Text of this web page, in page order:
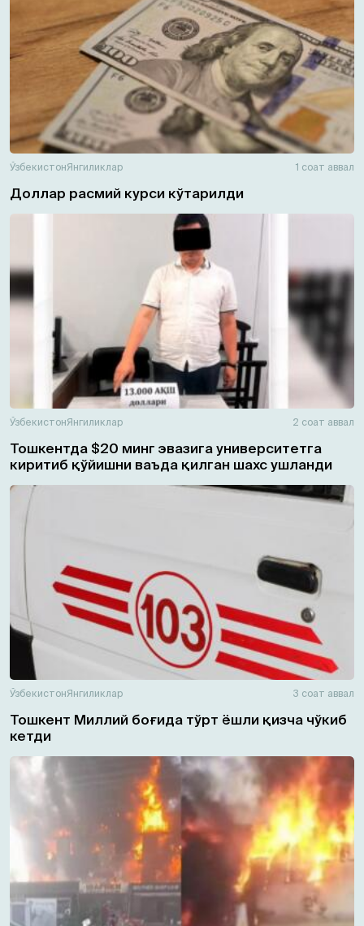
ЎзбекистонЯнгиликлар 1 соат аввал
Доллар расмий курси кўтарилди
ЎзбекистонЯнгиликлар 2 соат аввал
Тошкентда $20 минг эвазига университетга
киритиб қўйишни ваъда қилган шахс ушланди
ЎзбекистонЯнгиликлар 3 соат аввал
Тошкент Миллий боғида тўрт ёшли қизча чўкиб
кетди